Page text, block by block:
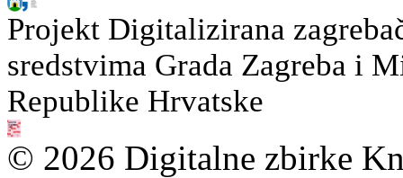
Projekt Digitalizirana
sredstvima Grada Zagreba i
Republike Hrvatske
© 2026 Digitalne zbirke